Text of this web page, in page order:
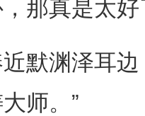
那真是太好
渊泽耳边
师。”